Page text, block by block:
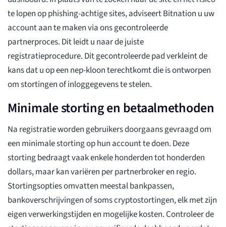
te lopen op phishing-achtige sites, adviseert Bitnation u uw
account aan te maken via ons gecontroleerde
partnerproces. Dit leidt u naar de juiste
registratieprocedure. Dit gecontroleerde pad verkleint de
kans dat u op een nep-kloon terechtkomt die is ontworpen
om stortingen of inloggegevens te stelen.
Minimale storting en betaalmethoden
Na registratie worden gebruikers doorgaans gevraagd om
een minimale storting op hun account te doen. Deze
storting bedraagt vaak enkele honderden tot honderden
dollars, maar kan variëren per partnerbroker en regio.
Stortingsopties omvatten meestal bankpassen,
bankoverschrijvingen of soms cryptostortingen, elk met zijn
eigen verwerkingstijden en mogelijke kosten. Controleer de